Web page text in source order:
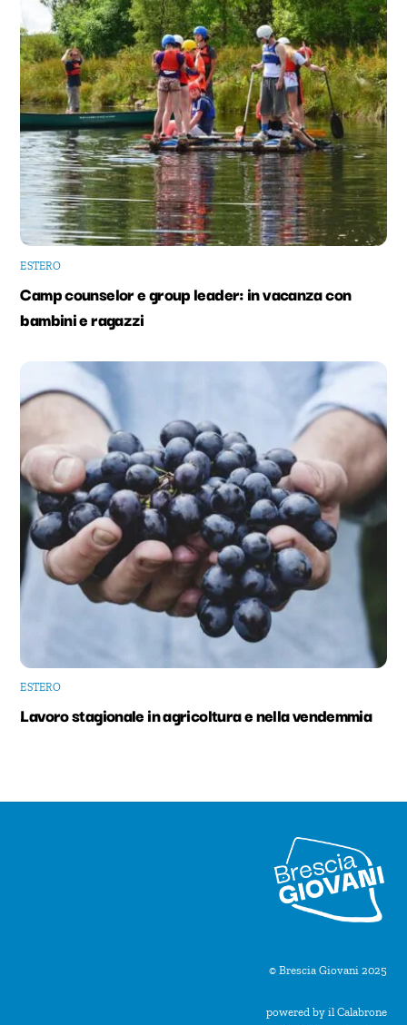
ESTERO
Camp counselor e group leader: in vacanza con
bambini e ragazzi
ESTERO
Lavoro stagionale in agricoltura e nella vendemmia
© Brescia Giovani 2025
powered by il Calabrone